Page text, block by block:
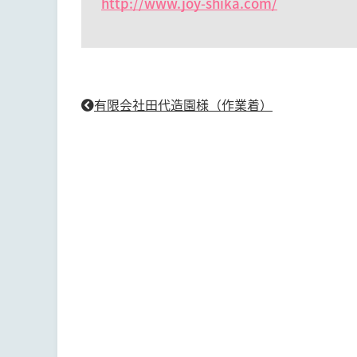
有限会社田代造園様（作業着）